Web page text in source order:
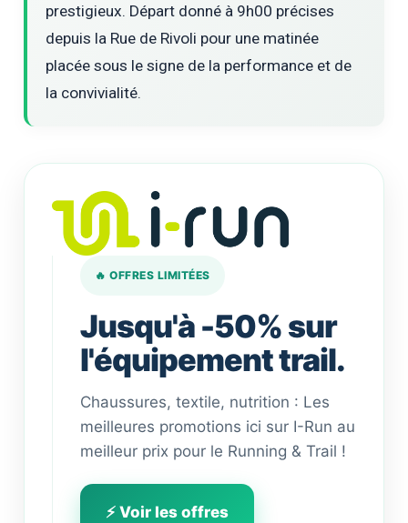
prestigieux. Départ donné à 9h00 précises
depuis la Rue de Rivoli pour une matinée
placée sous le signe de la performance et de
la convivialité.
🔥 OFFRES LIMITÉES
Jusqu'à -50% sur
l'équipement trail.
Chaussures, textile, nutrition : Les
meilleures promotions ici sur I-Run au
meilleur prix pour le Running & Trail !
⚡ Voir les offres